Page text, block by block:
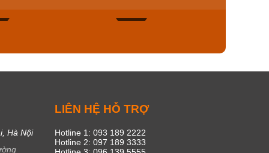
Hà Nội
LIÊN HỆ HỖ TRỢ
Hotline 1: 093 189 2222
Hotline 2: 097 189 3333